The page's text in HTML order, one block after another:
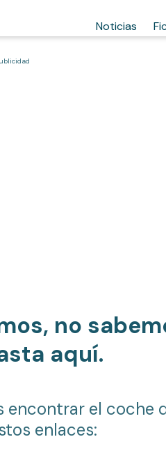
Noticias
no
aquí.
encontrar el coche
enlaces: